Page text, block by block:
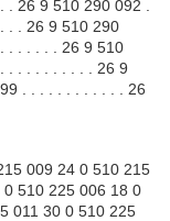
009 24 0 510 215
510 225 006 18 0
011 30 0 510 225